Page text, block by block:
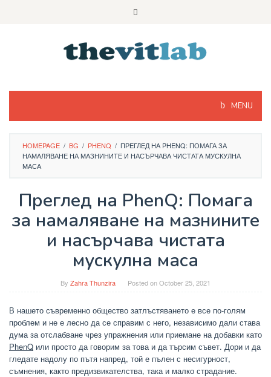
MENU
HOMEPAGE / BG / PHENQ / ПРЕГЛЕД НА PHENQ: ПОМАГА ЗА
НАМАЛЯВАНЕ НА МАЗНИНИТЕ И НАСЪРЧАВА ЧИСТАТА МУСКУЛНА
МАСА
Преглед на PhenQ: Помага
за намаляване на мазнините
и насърчава чистата
мускулна маса
By Zahra Thunzira Posted onOctober 25, 2021
В нашето съвременно общество затлъстяването е все по-голям
проблем и не е лесно да се справим с него, независимо дали става
дума за отслабване чрез упражнения или приемане на добавки като
PhenQ или просто да говорим за това и да търсим съвет. Дори и да
гледате надолу по пътя напред, той е пълен с несигурност,
съмнения, както предизвикателства, така и малко страдание.